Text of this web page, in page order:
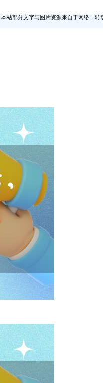
部分文字与图片资源来自于网络，